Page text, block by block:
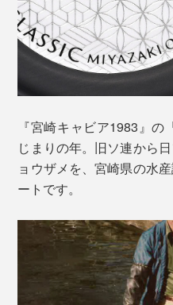
スタッフは、出勤したら
ク・手袋を装着したあと
く「クリーンルーム」と
雑菌のつくチョウザメの
を食べ慣れている民族。
たキャビアではなく、「
うキャビアを」というコ
『宮崎キャビア1983』。
色は「バエリ」よりもや
な香りと上質な甘み、ヘ
しめます。
『宮崎キャビア1983』
じまりの年。旧ソ連から
ョウザメを、宮崎県の水
ートです。